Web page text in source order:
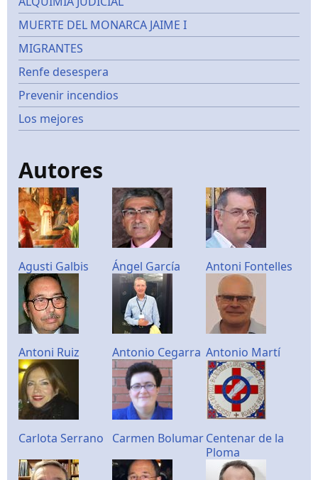
MUERTE DEL MONARCA JAIME I
MIGRANTES
Renfe desespera
Prevenir incendios
Los mejores
Autores
Agusti Galbis Ángel García Antoni Fontelles
Antoni Ruiz Antonio Cegarra Antonio Martí
Carlota Serrano Carmen BolumarCentenar de la
Ploma